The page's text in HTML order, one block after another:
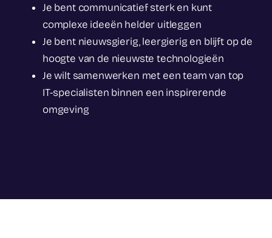
Je bent communicatief sterk en kunt
complexe ideeën helder uitleggen
Je bent nieuwsgierig, leergierig en blijft op de
hoogte van de nieuwste technologieën
Je wilt samenwerken met een team van top
IT-specialisten binnen een inspirerende
omgeving